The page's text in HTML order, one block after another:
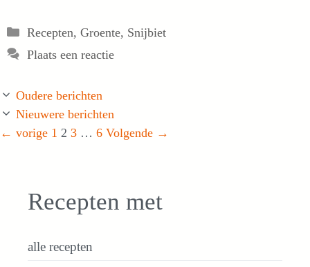
Categorieën
Recepten, Groente, Snijbiet
Plaats een reactie
Oudere berichten
Nieuwere berichten
← vorige Pagina
1 Pagina
2 Pagina
3 … Pagina
6 Volgende →
Recepten met
alle recepten